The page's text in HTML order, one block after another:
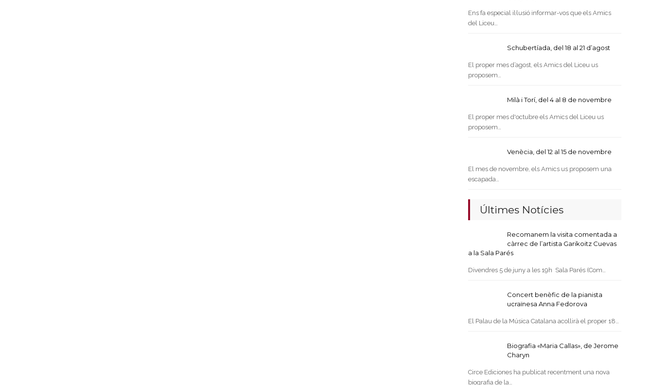
Ens fa especial il·lusió informar-vos que els Amics
del Liceu…
Schubertíada, del 18 al 21 d’agost
El proper mes d’agost, els Amics del Liceu us
proposem…
Milà i Torí, del 4 al 8 de novembre
El proper mes d'octubre els Amics del Liceu us
proposem…
Venècia, del 12 al 15 de novembre
El mes de novembre, els Amics us proposem una
escapada…
Últimes Notícies
Recomanem la visita comentada a
càrrec de l’artista Garikoitz Cuevas
a la Sala Parés
Divendres 5 de juny a les 19h Sala Parés (Com…
Concert benèfic de la pianista
ucraïnesa Anna Fedorova
El Palau de la Música Catalana acollirà el proper 18…
Biografia «Maria Callas», de Jerome
Charyn
Circe Ediciones ha publicat recentment una nova
biografia de la…